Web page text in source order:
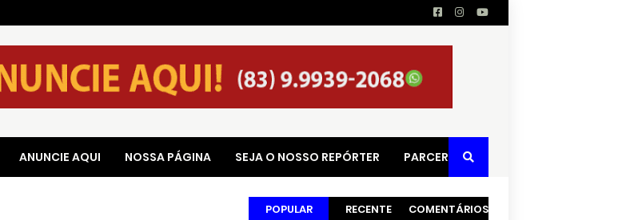
ANUNCIE AQUI NOSSA PÁGINA SEJA O NOSSO REPÓRTER PARCERIAS
POPULAR RECENTE COMENTÁRIOS